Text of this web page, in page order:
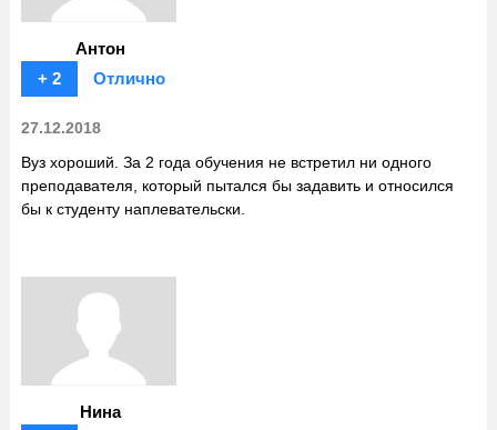
Антон
+ 2
Отлично
27.12.2018
Вуз хороший. За 2 года обучения не встретил ни одного
преподавателя, который пытался бы задавить и относился
бы к студенту наплевательски.
Нина